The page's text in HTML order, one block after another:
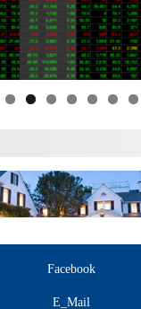
Facebook
E_Mail